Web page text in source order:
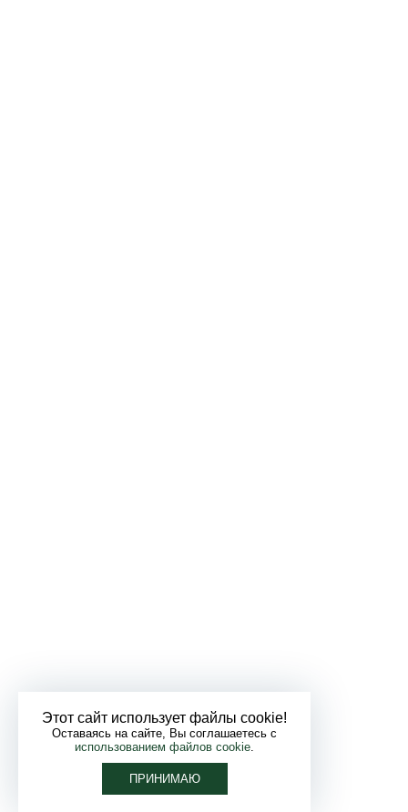
Этот сайт использует файлы cookie!
Оставаясь на сайте, Вы соглашаетесь с
использованием файлов cookie.
ПРИНИМАЮ